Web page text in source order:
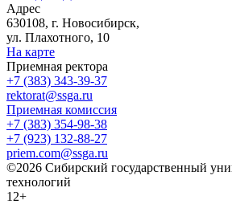
Адрес
630108, г. Новосибирск,
ул. Плахотного, 10
На карте
Приемная ректора
+7 (383) 343-39-37
rektorat@ssga.ru
Приемная комиссия
+7 (383) 354-98-38
+7 (923) 132-88-27
priem.com@ssga.ru
©2026 Сибирский государственный
технологий
12+